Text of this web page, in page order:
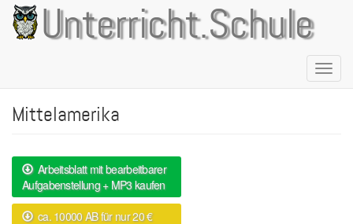
Direkt
zum
Inhalt
Unterricht.Schule
Mittelamerika
Arbeitsblatt mit bearbeitbarer
Aufgabenstellung + MP3 kaufen
ca. 10000 AB für nur 20 €